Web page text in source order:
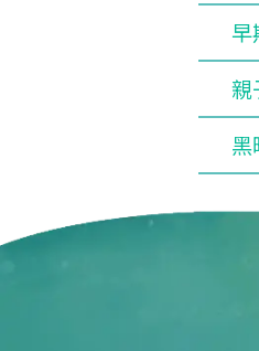
早
親
黑